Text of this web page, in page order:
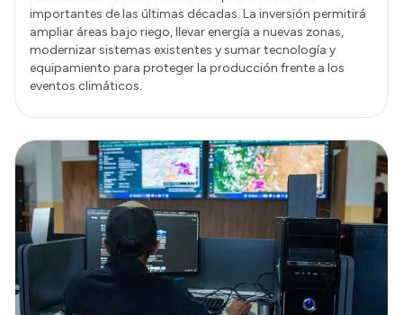
Consulta de expedientes
Consulta de pago a proveedores
Convocatorias
Login
importantes de las últimas décadas. La inversión permitirá
ampliar áreas bajo riego, llevar energía a nuevas zonas,
modernizar sistemas existentes y sumar tecnología y
equipamiento para proteger la producción frente a los
eventos climáticos.